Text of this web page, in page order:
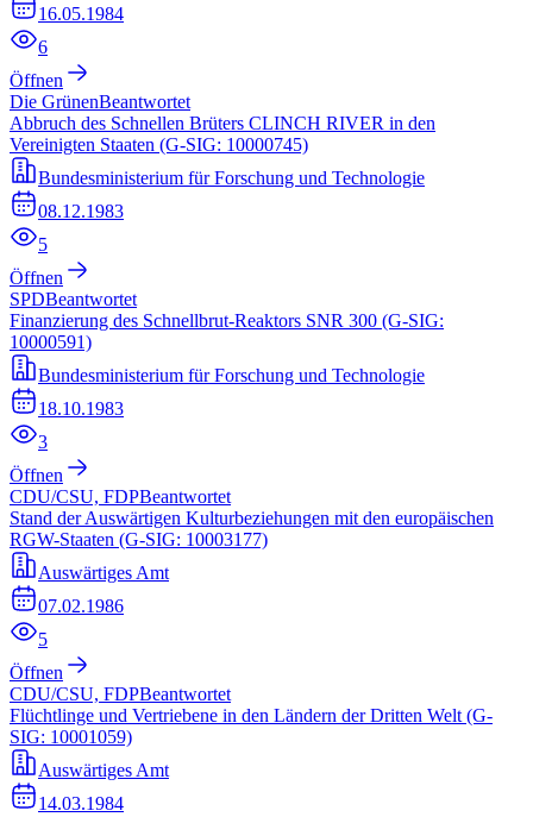
16.05.1984
6
Öffnen
Die GrünenBeantwortet
Abbruch des Schnellen Brüters CLINCH RIVER in den
Vereinigten Staaten (G-SIG: 10000745)
Bundesministerium für Forschung und Technologie
08.12.1983
5
Öffnen
SPDBeantwortet
Finanzierung des Schnellbrut-Reaktors SNR 300 (G-SIG:
10000591)
Bundesministerium für Forschung und Technologie
18.10.1983
3
Öffnen
CDU/CSU, FDPBeantwortet
Stand der Auswärtigen Kulturbeziehungen mit den europäischen
RGW-Staaten (G-SIG: 10003177)
Auswärtiges Amt
07.02.1986
5
Öffnen
CDU/CSU, FDPBeantwortet
Flüchtlinge und Vertriebene in den Ländern der Dritten Welt (G-
SIG: 10001059)
Auswärtiges Amt
14.03.1984